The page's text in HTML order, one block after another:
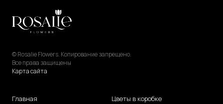
© Rosalie Flowers. Копирование запрещено.
Все права защищены
Карта сайта
Главная
Цветы в коробке